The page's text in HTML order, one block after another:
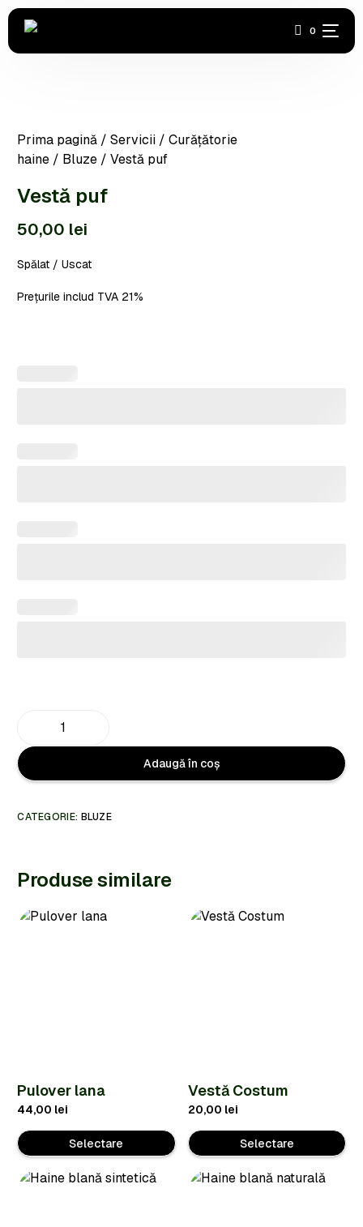
0
Prima pagină /Servicii /Curățătorie
haine / Bluze / Vestă puf
Vestă puf
50,00 lei
Spălat / Uscat
Prețurile includ TVA 21%
Adaugă în coș
CATEGORIE: BLUZE
Produse similare
Pulover lana
44,00 lei
Selectare
Vestă Costum
20,00 lei
Selectare
Covoare
Haine
Industrială
Încălțăminte
Abonamente